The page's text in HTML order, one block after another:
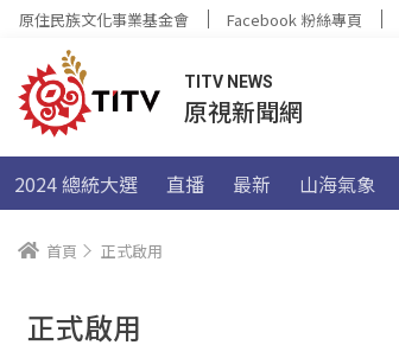
原住民族文化事業基金會 Facebook 粉絲專頁
TITV NEWS
原視新聞網
2024 總統大選 直播 最新 山海氣象
首頁 正式啟用
正式啟用